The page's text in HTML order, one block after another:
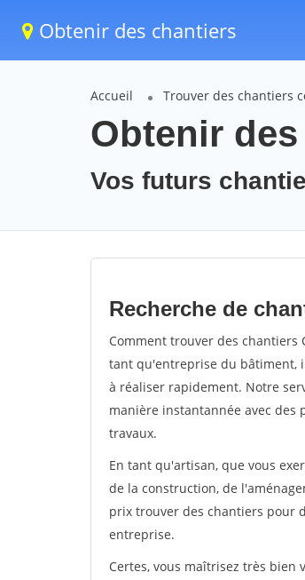
Obtenir des chantiers
Accueil Trouver des chantiers
Obtenir
Vos futurs
Recherche de
Comment trouver des chantiers
tant qu'entreprise du bâtiment,
à réaliser rapidement. Notre
manière instantannée avec
travaux.
En tant qu'artisan, que vous
de la construction, de
prix trouver des chantiers pour
entreprise.
Certes, vous maîtrisez très